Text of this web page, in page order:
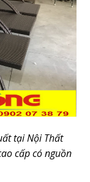
tại Nội Thất
cấp có nguồn